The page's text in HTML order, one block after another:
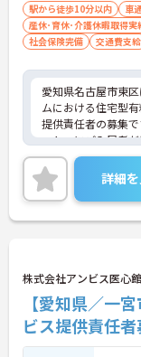
駅から徒歩10分以内 車
産休･育休･介護休暇取得実
社会保険完備
交通費支給
愛知県名古屋市東
ムにおける住宅型
提供責任者の募集
ットーにご入居者
みのある環境づく
ご利用者一人ひとり
ていただける方を
任者の経験がなく
ゃいます。
に詳細をお話しい
さい！
詳細
株式会社アンビス医心
【愛知県／一
ビス提供責任